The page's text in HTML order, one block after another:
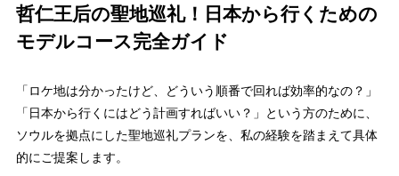
哲仁王后の聖地巡礼！日本から行くための
モデルコース完全ガイド
「ロケ地は分かったけど、どういう順番で回れば効率的なの？」
「日本から行くにはどう計画すればいい？」という方のために、
ソウルを拠点にした聖地巡礼プランを、私の経験を踏まえて具体
的にご提案します。